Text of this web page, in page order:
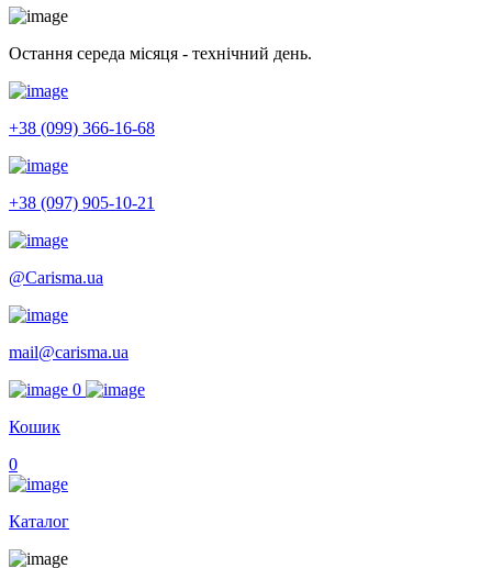
Остання середа місяця - технічний день.
+38 (099) 366-16-68
+38 (097) 905-10-21
@Carisma.ua
mail@carisma.ua
0
Кошик
0
Каталог